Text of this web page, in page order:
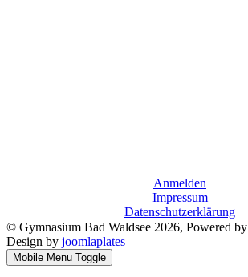
Anmelden
Impressum
Datenschutzerklärung
© Gymnasium Bad Waldsee 2026, Powered by
Design by joomlaplates
Mobile Menu Toggle